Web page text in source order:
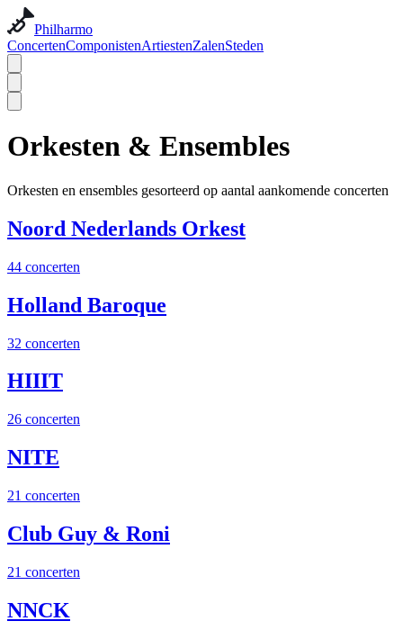
Philharmo
ConcertenComponistenArtiestenZalenSteden
Orkesten & Ensembles
Orkesten en ensembles gesorteerd op aantal aankomende concerten
Noord Nederlands Orkest
44 concerten
Holland Baroque
32 concerten
HIIIT
26 concerten
NITE
21 concerten
Club Guy & Roni
21 concerten
NNCK